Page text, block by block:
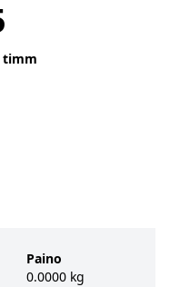
timm
Paino
0.0000 kg